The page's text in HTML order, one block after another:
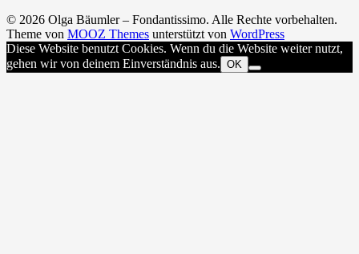
© 2026 Olga Bäumler – Fondantissimo. Alle Rechte vorbehalten.
Theme von MOOZ Themes unterstützt von WordPress
Diese Website benutzt Cookies. Wenn du die Website weiter nutzt,
gehen wir von deinem Einverständnis aus. OK